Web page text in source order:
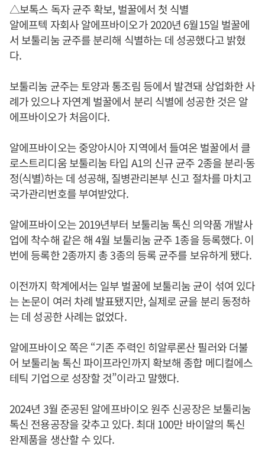
△보톡스 독자 균주 확보, 벌꿀에서 첫 식별
알에프텍 자회사 알에프바이오가 2020년 6월15일 벌꿀에
서 보툴리눔 균주를 분리해 식별하는 데 성공했다고 밝혔
다.
보툴리눔 균주는 토양과 통조림 등에서 발견돼 상업화한 사
례가 있으나 자연계 벌꿀에서 분리 식별에 성공한 것은 알
에프바이오가 처음이다.
알에프바이오는 중앙아시아 지역에서 들여온 벌꿀에서 클
로스트리디움 보툴리눔 타입 A1의 신규 균주 2종을 분리·동
정(식별)하는 데 성공해, 질병관리본부 신고 절차를 마치고
국가관리번호를 부여받았다.
알에프바이오는 2019년부터 보툴리눔 톡신 의약품 개발사
업에 착수해 같은 해 4월 보툴리눔 균주 1종을 등록했다. 이
번에 등록한 2종까지 총 3종의 등록 균주를 보유하게 됐다.
이전까지 학계에서는 일부 벌꿀에 보툴리눔 균이 섞여 있다
는 논문이 여러 차례 발표됐지만, 실제로 균을 분리 동정하
는 데 성공한 사례는 없었다.
알에프바이오 쪽은 “기존 주력인 히알루론산 필러와 더불
어 보툴리눔 톡신 파이프라인까지 확보해 종합 메디컬에스
테틱 기업으로 성장할 것”이라고 말했다.
2024년 3월 준공된 알에프바이오 원주 신공장은 보툴리눔
톡신 전용공장을 갖추고 있다. 최대 100만 바이알의 톡신
완제품을 생산할 수 있다.